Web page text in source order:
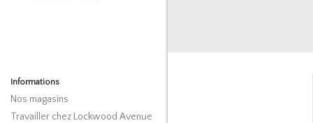
Informations
Nos magasins
Travailler chez Lockwood Avenue